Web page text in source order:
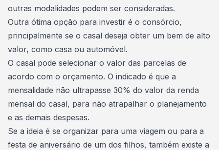
outras modalidades podem ser consideradas.
Outra ótima opção para investir é o consórcio,
principalmente se o casal deseja obter um bem de alto
valor, como casa ou automóvel.
O casal pode selecionar o valor das parcelas de
acordo com o orçamento. O indicado é que a
mensalidade não ultrapasse 30% do valor da renda
mensal do casal, para não atrapalhar o planejamento
e as demais despesas.
Se a ideia é se organizar para uma viagem ou para a
festa de aniversário de um dos filhos, também existe a